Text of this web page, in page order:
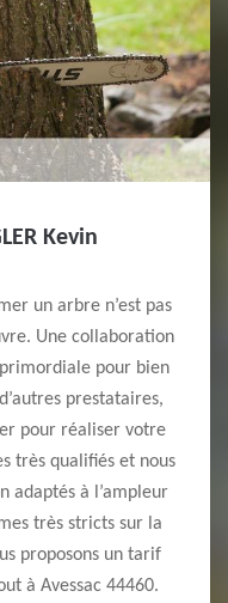
Kevin
un arbre n’est pas
Une collaboration
pour bien
prestataires,
pour réaliser votre
très qualifiés et nous
adaptés à l’ampleur
très stricts sur la
proposons un tarif
à Avessac 44460.